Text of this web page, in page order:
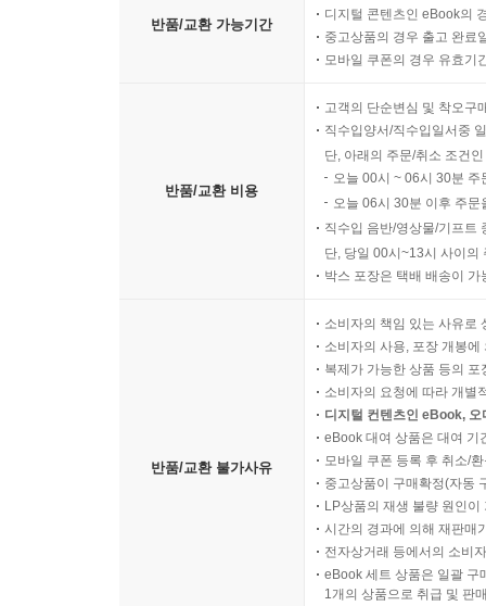
반품/교환 가능기간
디지털 콘텐츠인 eBook의
중고상품의 경우 출고 완료
모바일 쿠폰의 경우 유효기
반품/교환 비용
고객의 단순변심 및 착오구
직수입양서/직수입일서중
단, 아래의 주문/취소 조건
오늘 00시 ~ 06시 30분
오늘 06시 30분 이후 주
직수입 음반/영상물/기프트
단, 당일 00시~13시 사이의
박스 포장은 택배 배송이
반품/교환 불가사유
소비자의 책임 있는 사유로
소비자의 사용, 포장 개봉
복제가 가능한 상품 등의
소비자의 요청에 따라 개별
디지털 컨텐츠인 eBook,
eBook 대여 상품은 대여 기
모바일 쿠폰 등록 후 취소/
중고상품이 구매확정(자동
LP상품의 재생 불량 원인
시간의 경과에 의해 재판매
전자상거래 등에서의 소비
eBook 세트 상품은 일괄 구
1개의 상품으로 취급 및 판